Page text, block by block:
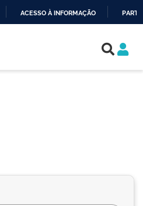
ACESSO À INFORMAÇÃO